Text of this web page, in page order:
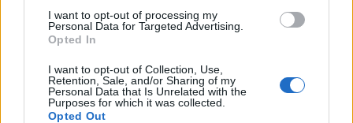
I want to opt-out of processing my
Personal Data for Targeted Advertising.
Opted In
I want to opt-out of Collection, Use,
Retention, Sale, and/or Sharing of my
Personal Data that Is Unrelated with the
Purposes for which it was collected.
Opted Out